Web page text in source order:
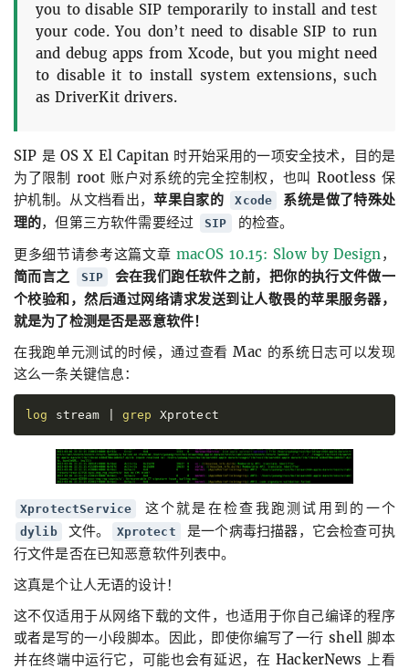
you to disable SIP temporarily to install and test
your code. You don’t need to disable SIP to run
and debug apps from Xcode, but you might need
to disable it to install system extensions, such
as DriverKit drivers.
SIP 是 OS X El Capitan 时开始采用的一项安全技术，目的是
为了限制 root 账户对系统的完全控制权，也叫 Rootless 保
护机制。从文档看出，苹果自家的 Xcode
系统是做了特殊处
理的，但第三方软件需要经过 SIP
的检查。
更多细节请参考这篇文章macOS 10.15: Slow by Design，
简而言之
SIP
会在我们跑任软件之前，把你的执行文件做一
个校验和，然后通过网络请求发送到让人敬畏的苹果服务器，
就是为了检测是否是恶意软件！
在我跑单元测试的时候，通过查看 Mac 的系统日志可以发现
这么一条关键信息：
log stream grep Xprotect
XprotectService 这个就是在检查我跑测试用到的一个
dylib 文件。 Xprotect
是一个病毒扫描器，它会检查可执
行文件是否在已知恶意软件列表中。
这真是个让人无语的设计！
这不仅适用于从网络下载的文件，也适用于你自己编译的程序
或者是写的一小段脚本。因此，即使你编写了一行 shell 脚本
并在终端中运行它，可能也会有延迟，在 HackerNews 上看